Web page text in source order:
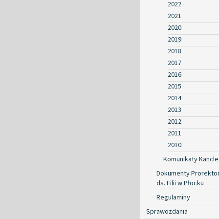
2022
2021
2020
2019
2018
2017
2016
2015
2014
2013
2012
2011
2010
Komunikaty
Dokumenty
ds. Filii w Płocku
Regulaminy
Sprawozdania